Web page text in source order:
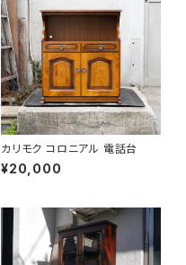
カリモク コロニアル 電話台
¥20,000